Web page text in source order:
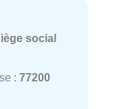
social
: 77200